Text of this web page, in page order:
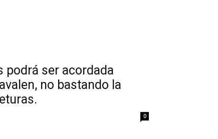
podrá ser acordada
no bastando la
0